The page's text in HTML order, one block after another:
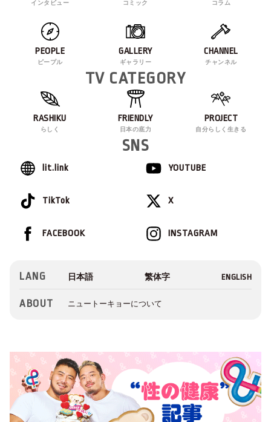
インタビュー コミック コラム
PEOPLE
ピープル
GALLERY
ギャラリー
CHANNEL
チャンネル
TV CATEGORY
RASHIKU
らしく
FRIENDLY
日本の底力
PROJECT
自分らしく生きる
SNS
lit.link YOUTUBE
TikTok X
INSTAGRAM
FACEBOOK
LANG
ABOUT ニュートーキョーについて